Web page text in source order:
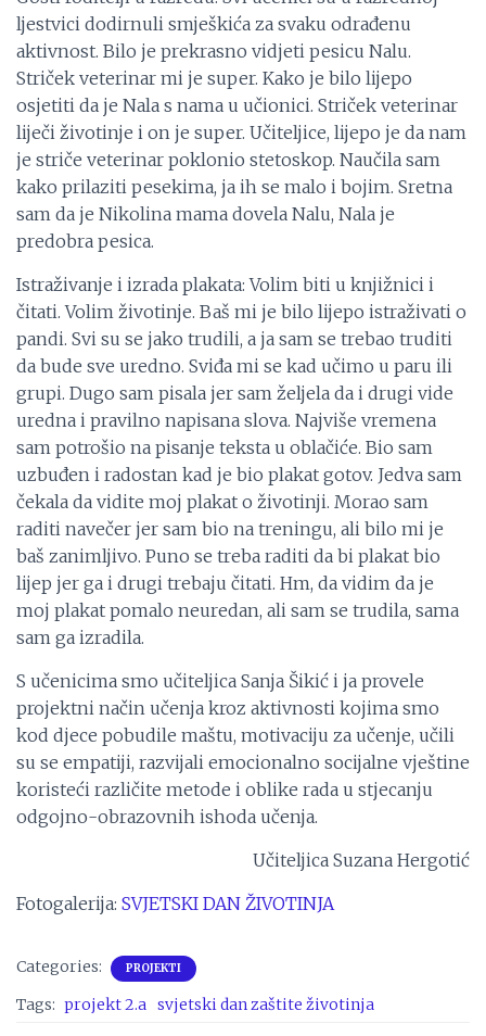
ljestvici dodirnuli smješkića za svaku odrađenu
aktivnost. Bilo je prekrasno vidjeti pesicu Nalu.
Striček veterinar mi je super. Kako je bilo lijepo
osjetiti da je Nala s nama u učionici. Striček veterinar
liječi životinje i on je super. Učiteljice, lijepo je da nam
je striče veterinar poklonio stetoskop. Naučila sam
kako prilaziti pesekima, ja ih se malo i bojim. Sretna
sam da je Nikolina mama dovela Nalu, Nala je
predobra pesica.
Istraživanje i izrada plakata: Volim biti u knjižnici i
čitati. Volim životinje. Baš mi je bilo lijepo istraživati o
pandi. Svi su se jako trudili, a ja sam se trebao truditi
da bude sve uredno. Sviđa mi se kad učimo u paru ili
grupi. Dugo sam pisala jer sam željela da i drugi vide
uredna i pravilno napisana slova. Najviše vremena
sam potrošio na pisanje teksta u oblačiće. Bio sam
uzbuđen i radostan kad je bio plakat gotov. Jedva sam
čekala da vidite moj plakat o životinji. Morao sam
raditi navečer jer sam bio na treningu, ali bilo mi je
baš zanimljivo. Puno se treba raditi da bi plakat bio
lijep jer ga i drugi trebaju čitati. Hm, da vidim da je
moj plakat pomalo neuredan, ali sam se trudila, sama
sam ga izradila.
S učenicima smo učiteljica Sanja Šikić i ja provele
projektni način učenja kroz aktivnosti kojima smo
kod djece pobudile maštu, motivaciju za učenje, učili
su se empatiji, razvijali emocionalno socijalne vještine
koristeći različite metode i oblike rada u stjecanju
odgojno-obrazovnih ishoda učenja.
Učiteljica Suzana Hergotić
Fotogalerija: SVJETSKI DAN ŽIVOTINJA
Categories: PROJEKTI
Tags: projekt 2.a svjetski dan zaštite životinja